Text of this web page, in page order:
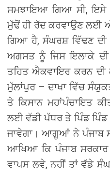
ਸਮਝਾਇਆ ਗਿਆ ਸੀ, ਇਸੇ
ਮੁੱਢੋਂ ਹੀ ਰੱਦ ਕਰਵਾਉਣ ਲਈ
ਗਿਆ ਹੈ, ਸੰਘਰਸ਼ ਵਿੱਢਣ
ਅਗਸਤ ਨੂੰ ਜਿਸ ਇਲਾਕੇ ਦੀ
ਤਹਿਤ ਐਕਵਾਇਰ ਕਰਨ ਦੀ
ਮੁੱਲਾਂਪੁਰ – ਦਾਖਾ ਵਿੱਚ
ਤੇ ਕਿਸਾਨ ਮਹਾਂਪੰਚਾਇਤ
ਲਈ ਵੱਡੀ ਪੱਧਰ ਤੇ ਪਿੰਡ ਪਿੰਡ
ਜਾਵੇਗਾ। ਆਗੂਆਂ ਨੇ ਪੰਜਾਬ
ਆਖਿਆ ਕਿ ਪੰਜਾਬ
ਵਾਪਸ ਲਵੇ, ਨਹੀਂ ਤਾਂ ਵੱਡੇ